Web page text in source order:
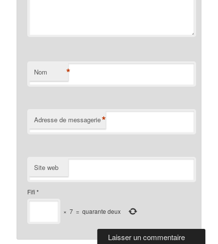
Nom *
Adresse de messagerie*
Site web
Fifi*
× 7 = quarante deux